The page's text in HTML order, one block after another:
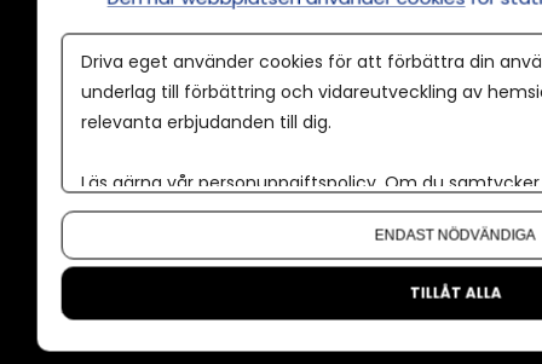
Annonspolicy
Tillgänglighet
Kontakt
Nyhetsbrev
CMS för medier
Driva eget använder cookies för att förbättra din
underlag till förbättring och vidareutveckling av
relevanta erbjudanden till dig.
Läs gärna vår personuppgiftspolicy. Om du
Om du vill ändra ditt val i efterhand hittar du den
ENDAST NÖDVÄNDIGA
TILLÅT ALLA